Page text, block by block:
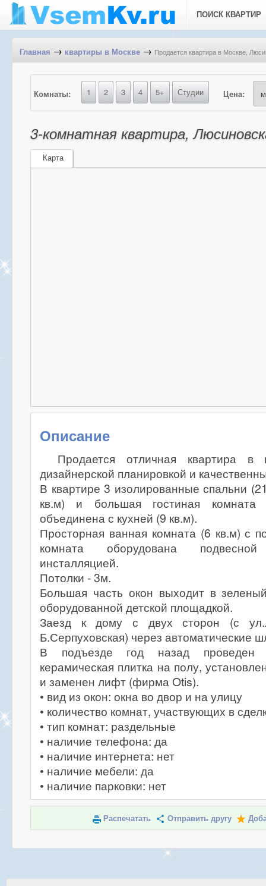
ПОИСК КВАРТИР
Главная → квартиры в Москве → Продается квартира в Москве,
Комнаты: 1 2 3 4 5+ Студии Цена:
3-комнатная квартира,
Карта
Описание
Продается отличная квартира
дизайнерской планировкой и
В квартире 3 изолированные спальни
кв.м) и большая гостиная комната
объединена с кухней (9 кв.м).
Просторная ванная комната (6 кв.м) с
комната оборудована
инсталляцией.
Потолки - 3м.
Большая часть окон выходит в
оборудованной детской площадкой.
Заезд к дому с двух сторон (с
Б.Серпуховская) через автоматические
В подъезде год назад проведен
керамическая плитка на полу,
и заменен лифт (фирма Otis).
• вид из окон: окна во двор и на улицу
• количество комнат, участвующих в
• тип комнат: раздельные
• наличие телефона: да
• наличие интернета: нет
• наличие мебели: да
• наличие парковки: нет
Распечатать Отправить другу